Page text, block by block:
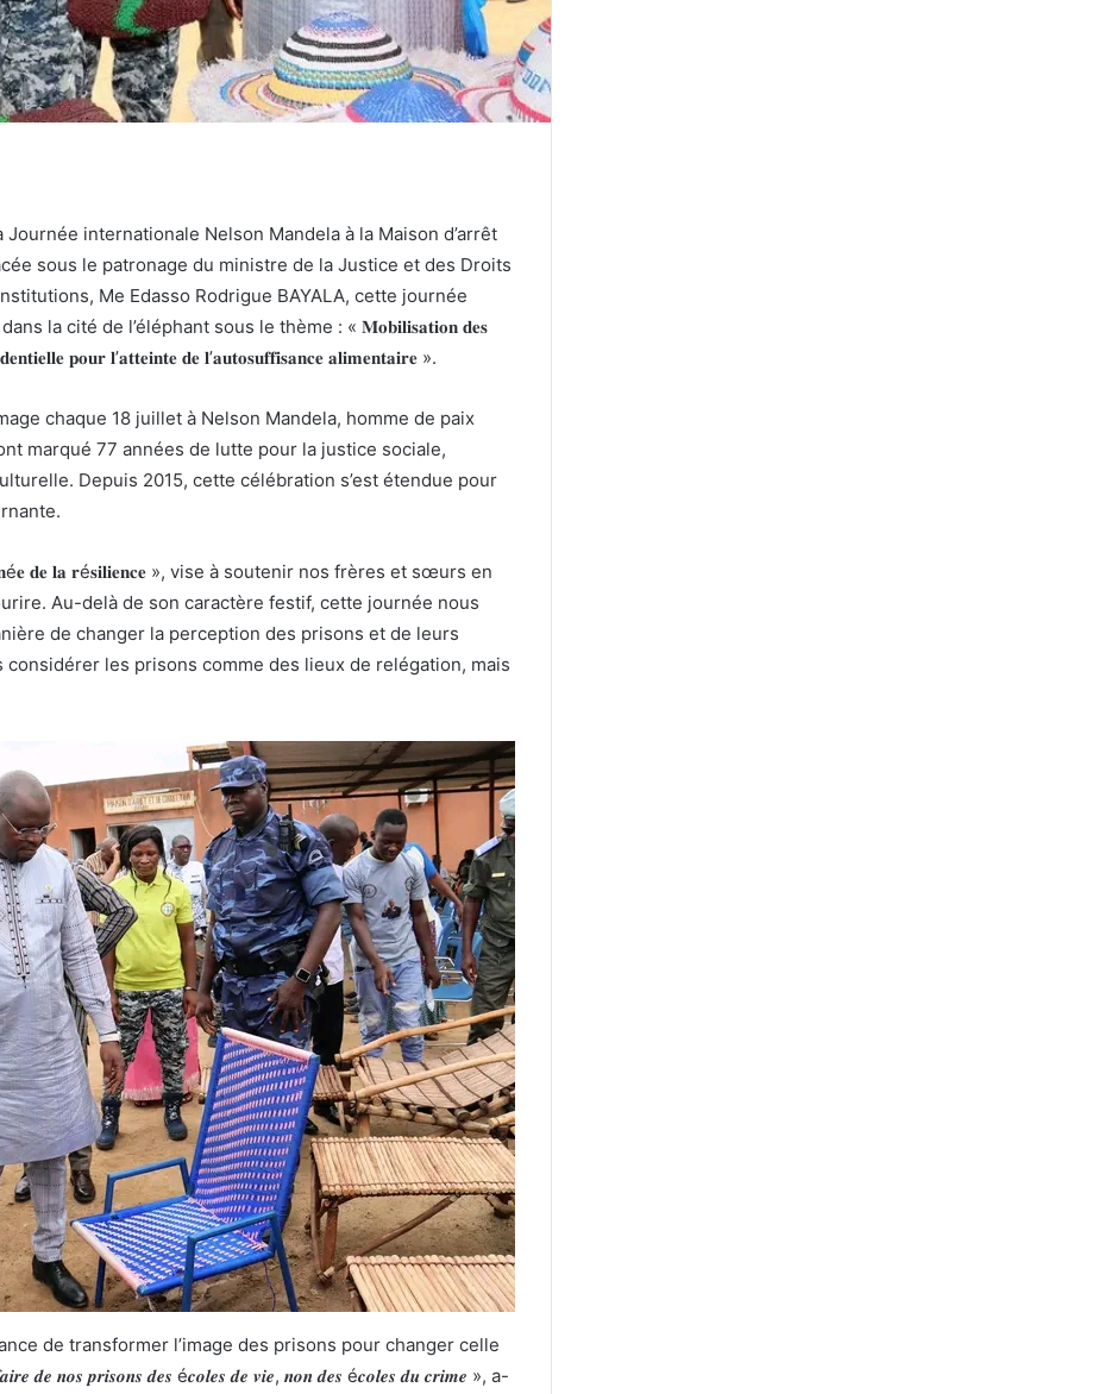
internationale Nelson Mandela à la Maison d’arrêt
sous le patronage du ministre de la Justice et des Droits
Me Edasso Rodrigue BAYALA, cette journée
la cité de l’éléphant sous le thème : « 𝐌𝐨𝐛𝐢𝐥𝐢𝐬𝐚𝐭𝐢𝐨𝐧 𝐝𝐞𝐬
𝐩𝐨𝐮𝐫 𝐥’𝐚𝐭𝐭𝐞𝐢𝐧𝐭𝐞 𝐝𝐞 𝐥’𝐚𝐮𝐭𝐨𝐬𝐮𝐟𝐟𝐢𝐬𝐚𝐧𝐜𝐞 𝐚𝐥𝐢𝐦𝐞𝐧𝐭𝐚𝐢𝐫𝐞 ».
chaque 18 juillet à Nelson Mandela, homme de paix
marqué 77 années de lutte pour la justice sociale,
Depuis 2015, cette célébration s’est étendue pour
𝐝𝐞 𝐥𝐚 𝐫é𝐬𝐢𝐥𝐢𝐞𝐧𝐜𝐞 », vise à soutenir nos frères et sœurs en
Au-delà de son caractère festif, cette journée nous
de changer la perception des prisons et de leurs
les prisons comme des lieux de relégation, mais
de transformer l’image des prisons pour changer celle
𝒏𝒐𝒔 𝒑𝒓𝒊𝒔𝒐𝒏𝒔 𝒅𝒆𝒔 é𝒄𝒐𝒍𝒆𝒔 𝒅𝒆 𝒗𝒊𝒆, 𝒏𝒐𝒏 𝒅𝒆𝒔 é𝒄𝒐𝒍𝒆𝒔 𝒅𝒖 𝒄𝒓𝒊𝒎𝒆 », a-